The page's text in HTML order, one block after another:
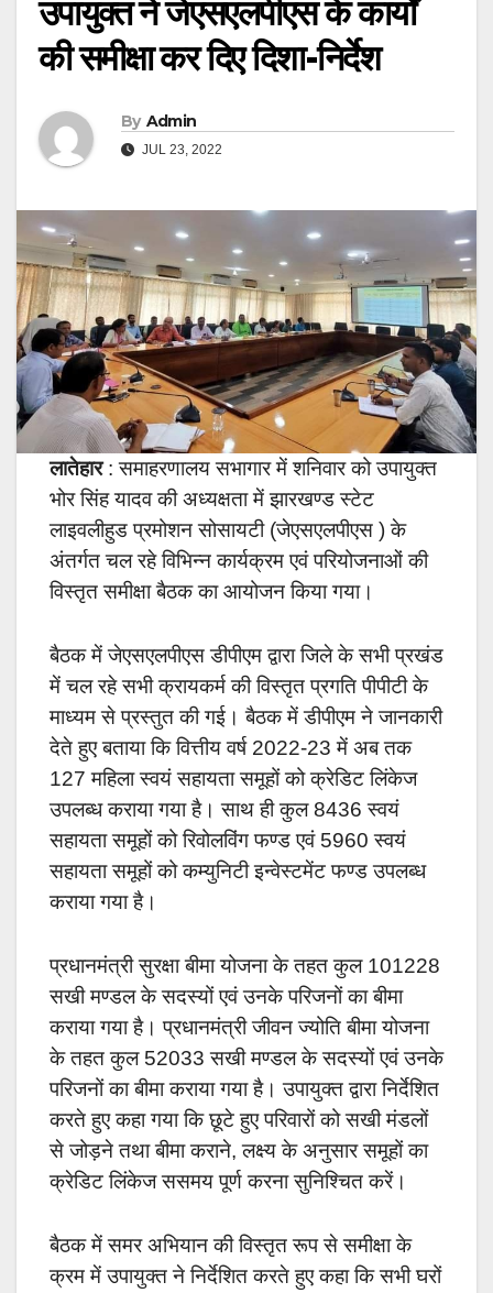
उपायुक्त ने जेएसएलपीएस के कार्यों
की समीक्षा कर दिए दिशा-निर्देश
By Admin
JUL 23, 2022
लातेहार: समाहरणालय सभागार में शनिवार को उपायुक्त
भोर सिंह यादव की अध्यक्षता में झारखण्ड स्टेट
लाइवलीहुड प्रमोशन सोसायटी (जेएसएलपीएस ) के
अंतर्गत चल रहे विभिन्न कार्यक्रम एवं परियोजनाओं की
विस्तृत समीक्षा बैठक का आयोजन किया गया।
बैठक में जेएसएलपीएस डीपीएम द्वारा जिले के सभी प्रखंड
में चल रहे सभी क्रायकर्म की विस्तृत प्रगति पीपीटी के
माध्यम से प्रस्तुत की गई। बैठक में डीपीएम ने जानकारी
देते हुए बताया कि वित्तीय वर्ष 2022-23 में अब तक
127 महिला स्वयं सहायता समूहों को क्रेडिट लिंकेज
उपलब्ध कराया गया है। साथ ही कुल 8436 स्वयं
सहायता समूहों को रिवोलविंग फण्ड एवं 5960 स्वयं
सहायता समूहों को कम्युनिटी इन्वेस्टमेंट फण्ड उपलब्ध
कराया गया है।
प्रधानमंत्री सुरक्षा बीमा योजना के तहत कुल 101228
सखी मण्डल के सदस्यों एवं उनके परिजनों का बीमा
कराया गया है। प्रधानमंत्री जीवन ज्योति बीमा योजना
के तहत कुल 52033 सखी मण्डल के सदस्यों एवं उनके
परिजनों का बीमा कराया गया है। उपायुक्त द्वारा निर्देशित
करते हुए कहा गया कि छूटे हुए परिवारों को सखी मंडलों
से जोड़ने तथा बीमा कराने, लक्ष्य के अनुसार समूहों का
क्रेडिट लिंकेज ससमय पूर्ण करना सुनिश्चित करें।
बैठक में समर अभियान की विस्तृत रूप से समीक्षा के
क्रम में उपायुक्त ने निर्देशित करते हुए कहा कि सभी घरों